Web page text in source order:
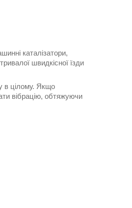
каталізатори,
швидкісної їзди
в цілому. Якщо
вібрацію, обтяжуючи